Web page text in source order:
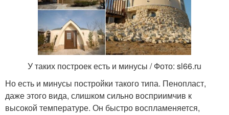
У таких построек есть и минусы / Фото: sl66.ru
Но есть и минусы постройки такого типа. Пенопласт,
даже этого вида, слишком сильно восприимчив к
высокой температуре. Он быстро воспламеняется,